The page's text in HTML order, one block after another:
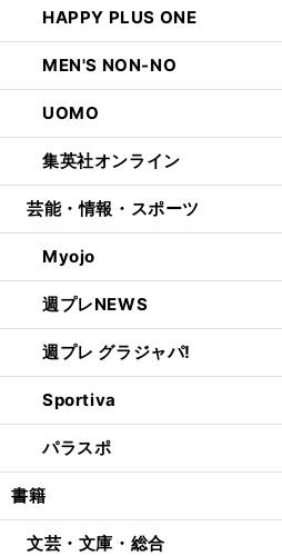
HAPPY PLUS ONE
MEN'S NON-NO
UOMO
集英社オンライン
芸能・情報・スポーツ
Myojo
週プレNEWS
週プレ グラジャパ!
Sportiva
パラスポ
書籍
文芸・文庫・総合